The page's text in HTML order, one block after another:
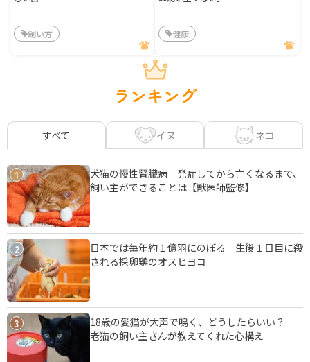
飼い方 健康
ランキング
すべて イヌ ネコ
1
犬猫の慢性腎臓病 発症してから亡くなるまで、
飼い主ができることは【獣医師監修】
2
日本では毎年約１億羽にのぼる 生後１日目に殺
される採卵鶏のオスヒヨコ
3
18歳の愛猫が大声で鳴く、どうしたらいい？
老猫の飼い主さんが教えてくれた心構え